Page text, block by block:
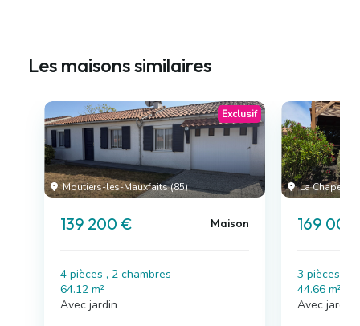
Les maisons similaires
Moutiers-les-Mauxfaits (85)
Exclusif
139 200 € Maison
4 pièces , 2 chambres
64.12 m²
Avec jardin
La Chapelle-
169
3 pièces , 2
44.66 m²
Avec jardin